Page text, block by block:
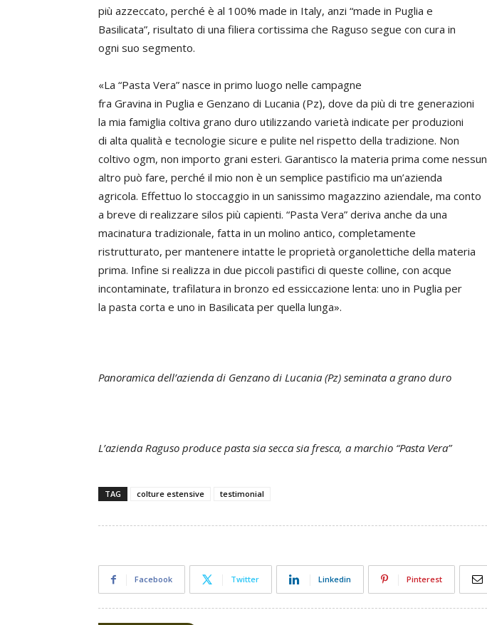
più azzeccato, perché è al 100% made in Italy, anzi “made in Puglia e
Basilicata”, risultato di una filiera cortissima che Raguso segue con cura in
ogni suo segmento.
«La “Pasta Vera” nasce in primo luogo nelle campagne
fra Gravina in Puglia e Genzano di Lucania (Pz), dove da più di tre generazioni
la mia famiglia coltiva grano duro utilizzando varietà indicate per produzioni
di alta qualità e tecnologie sicure e pulite nel rispetto della tradizione. Non
coltivo ogm, non importo grani esteri. Garantisco la materia prima come nessun
altro può fare, perché il mio non è un semplice pastificio ma un’azienda
agricola. Effettuo lo stoccaggio in un sanissimo magazzino aziendale, ma conto
a breve di realizzare silos più capienti. “Pasta Vera” deriva anche da una
macinatura tradizionale, fatta in un molino antico, completamente
ristrutturato, per mantenere intatte le proprietà organolettiche della materia
prima. Infine si realizza in due piccoli pastifici di queste colline, con acque
incontaminate, trafilatura in bronzo ed essiccazione lenta: uno in Puglia per
la pasta corta e uno in Basilicata per quella lunga».
Panoramica dell’azienda di Genzano di Lucania (Pz) seminata a grano duro
L’azienda Raguso produce pasta sia secca sia fresca, a marchio “Pasta Vera”
TAG colture estensive testimonial
Facebook Twitter Linkedin Pinterest